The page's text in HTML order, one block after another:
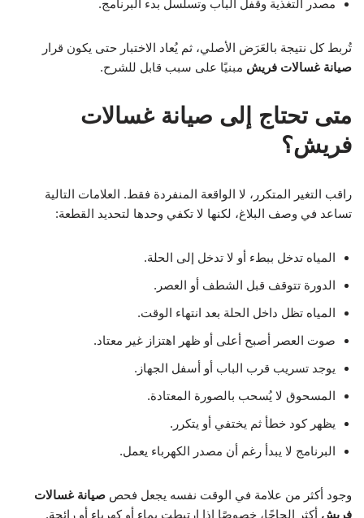
مصدر التغذية وقفل الباب وتسلسل بدء البرنامج.
تُربط كل نتيجة بالعَرَض الأصلي، ثم يُعاد الاختبار حتى يكون قرار
صيانة غسالات فريش مبنيًا على سبب قابل للشرح.
متى تحتاج إلى صيانة غسالات
فريش؟
راقب التغير المتكرر، لا الواقعة المنفردة فقط. العلامات التالية
تساعد في وصف البلاغ، لكنها لا تكفي وحدها لتحديد القطعة:
المياه تدخل ببطء أو لا تدخل إلى الحلة.
الدورة تتوقف قبل الشطف أو العصر.
المياه تظل داخل الحلة بعد انتهاء الوقت.
صوت العصر أصبح أعلى أو ظهر اهتزاز غير معتاد.
يوجد تسريب قرب الباب أو أسفل الجهاز.
المسحوق لا يُسحب بالصورة المعتادة.
يظهر كود خطأ ثم يختفي أو يتكرر.
البرنامج لا يبدأ رغم أن مصدر الكهرباء يعمل.
وجود أكثر من علامة في الوقت نفسه يجعل فحص صيانة غسالات
فريش أكثر إلحاحًا، خصوصًا إذا ارتبطت بماء أو كهرباء أو رائحة.